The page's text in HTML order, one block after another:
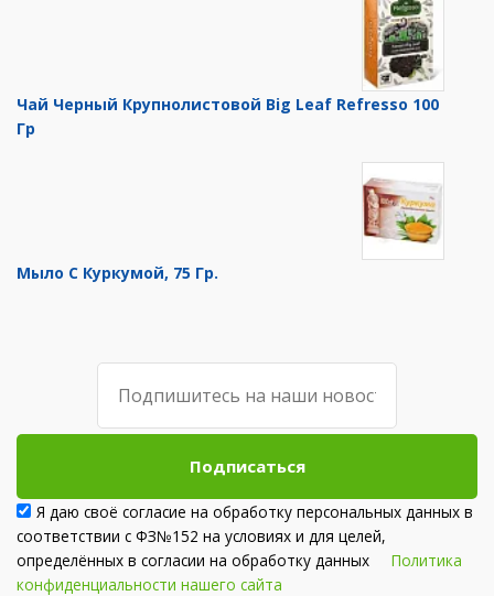
Чай Черный Крупнолистовой Big Leaf Refresso 100
Гр
Мыло С Куркумой, 75 Гр.
Подписаться
Я даю своё согласие на обработку персональных данных в
соответствии с ФЗ№152 на условиях и для целей,
определённых в согласии на обработку данных Политика
конфиденциальности нашего сайта